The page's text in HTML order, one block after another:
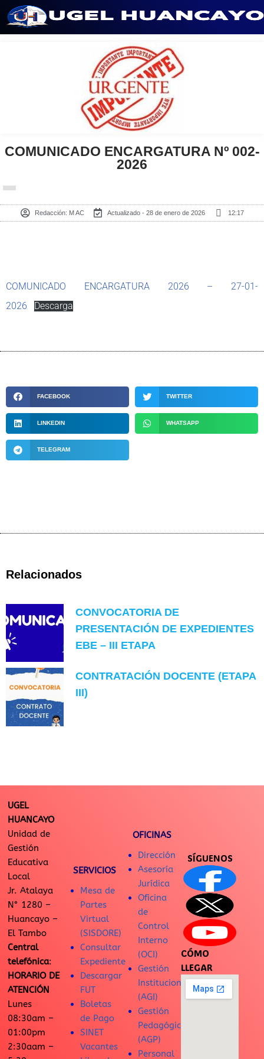
COMUNICADO ENCARGATURA Nº 002-
2026
Redacción: M AC Actualizado - 28 de enero de 2026 12:17
COMUNICADO ENCARGATURA 2026 – 27-01-
2026
Descarga
FACEBOOK TWITTER
LINKEDIN WHATSAPP
TELEGRAM
Relacionados
CONVOCATORIA DE
PRESENTACIÓN DE EXPEDIENTES
EBE – III ETAPA
CONTRATACIÓN DOCENTE (ETAPA
III)
UGEL
HUANCAYO
Unidad de
Gestión
Educativa
Local
Jr. Atalaya
N° 1280 –
Huancayo –
El Tambo
Central
telefónica:
HORARIO DE
ATENCIÓN
Lunes
08:30am –
01:00pm
2:30aam –
SERVICIOS
Mesa de
Partes
Virtual
(SISDORE)
Consultar
Expediente
Descargar
FUT
Boletas
de Pago
SINET
Vacantes
OFICINAS
Dirección
Asesoría
Jurídica
Oficina
de
Control
Interno
(OCI)
Gestión
Institucional
(AGI)
Gestión
Pedagógica
(AGP)
Personal
SÍGUENOS
CÓMO
LLEGAR